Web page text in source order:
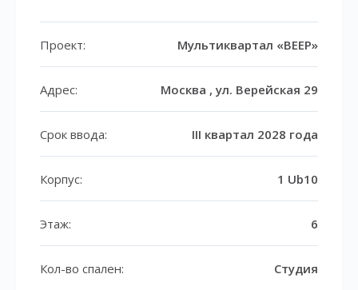
Проект: Мультиквартал «ВЕЕР»
Адрес: Москва , ул. Верейская 29
Срок ввода: III квартал 2028 года
Корпус: 1 Ub10
Этаж: 6
Кол-во спален: Студия